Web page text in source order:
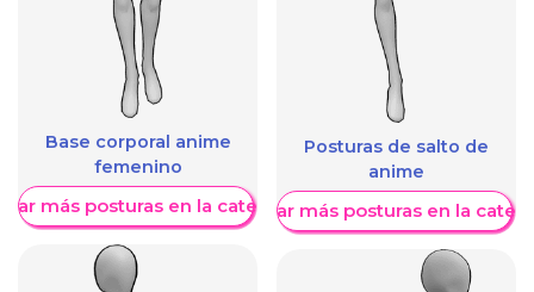
Base corporal anime
femenino
más posturas en la categoría
Posturas de salto de
anime
Mostrar más posturas en la